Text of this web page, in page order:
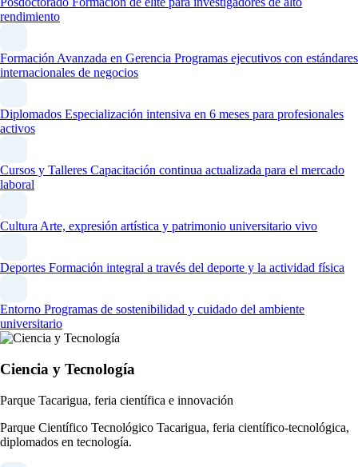
rendimiento
Formación Avanzada en Gerencia Programas ejecutivos con estándares
internacionales de negocios
Diplomados Especialización intensiva en 6 meses para profesionales
activos
Cursos y Talleres Capacitación continua actualizada para el mercado
laboral
CulturaArte, expresión artística y patrimonio universitario vivo
Deportes Formación integral a través del deporte y la actividad física
Entorno Programas de sostenibilidad y cuidado del ambiente
universitario
Ciencia y Tecnología
Parque Tacarigua, feria científica e innovación
Parque Científico Tecnológico Tacarigua, feria científico-tecnológica,
diplomados en tecnología.